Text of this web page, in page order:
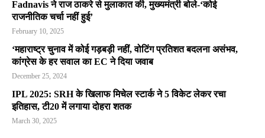
Fadnavis ने राज ठाकरे से मुलाकात की, मुख्यमंत्री बोले-‘कोई
राजनीतिक चर्चा नहीं हुई’
February 10, 2025
‘महाराष्ट्र चुनाव में कोई गड़बड़ी नहीं, वोटिंग प्रतिशत बदलना असंभव,
कांग्रेस के हर सवाल का EC ने दिया जवाब
December 25, 2024
IPL 2025: SRH के खिलाफ मिचेल स्टार्क ने 5 विकेट लेकर रचा
इतिहास, टी20 में लगाया दोहरा शतक
March 30, 2025